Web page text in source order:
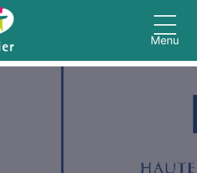
Page d'accueil du Centre
Menu